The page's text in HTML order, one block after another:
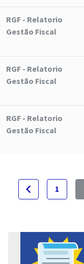
RGF - Relatorio
Gestão Fiscal
RGF - Relatorio
Gestão Fiscal
RGF - Relatorio
Gestão Fiscal
navigate_before 1